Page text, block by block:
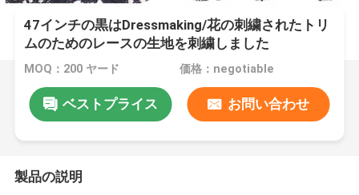
47インチの黒はDressmaking/花の刺繍されたトリ
ムのためのレースの生地を刺繍しました
MOQ：200 ヤード 価格：negotiable
ベストプライス お問い合わせ
製品の説明